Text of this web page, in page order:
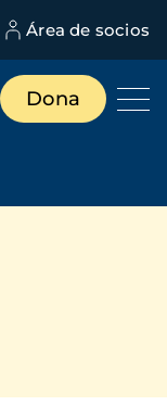
Área de socios
Dona